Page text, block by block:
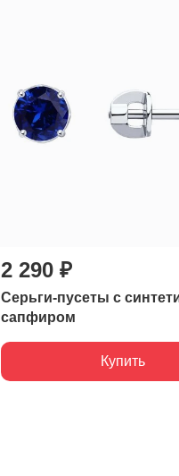
2 290 ₽
Серьги-пусеты с
сапфиром
Купить